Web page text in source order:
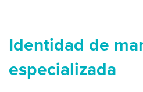
Identidad de
especializada